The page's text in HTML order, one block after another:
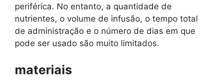
periférica. No entanto, a quantidade de
nutrientes, o volume de infusão, o tempo total
de administração e o número de dias em que
pode ser usado são muito limitados.
materiais